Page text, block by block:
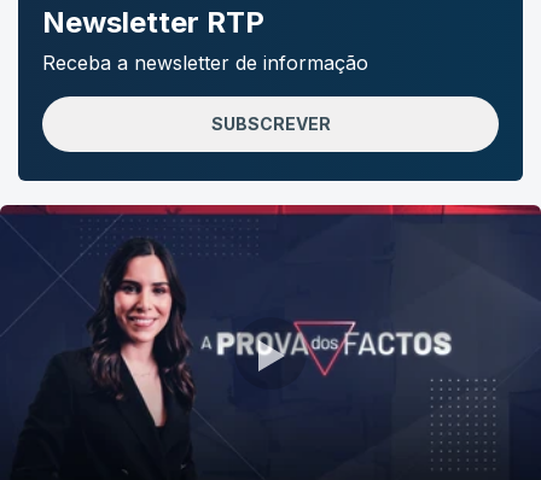
Newsletter RTP
Receba a newsletter de informação
SUBSCREVER